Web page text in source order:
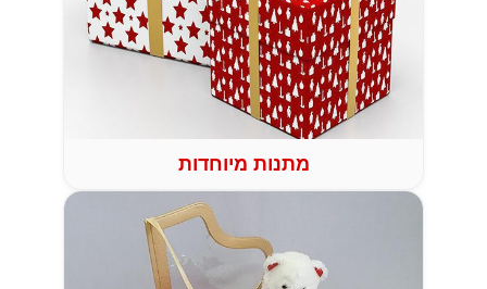
מתנות מיוחדות